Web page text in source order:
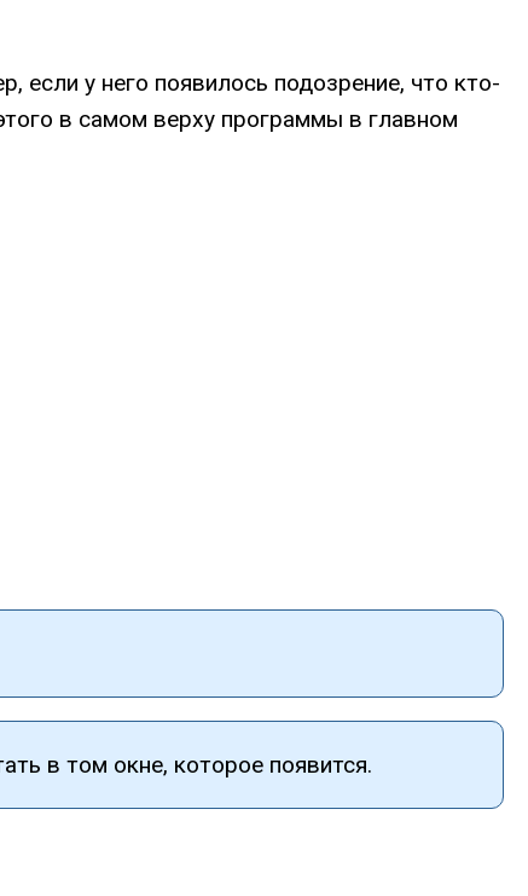
если у него появилось подозрение, что кто-
в самом верху программы в главном
в том окне, которое появится.